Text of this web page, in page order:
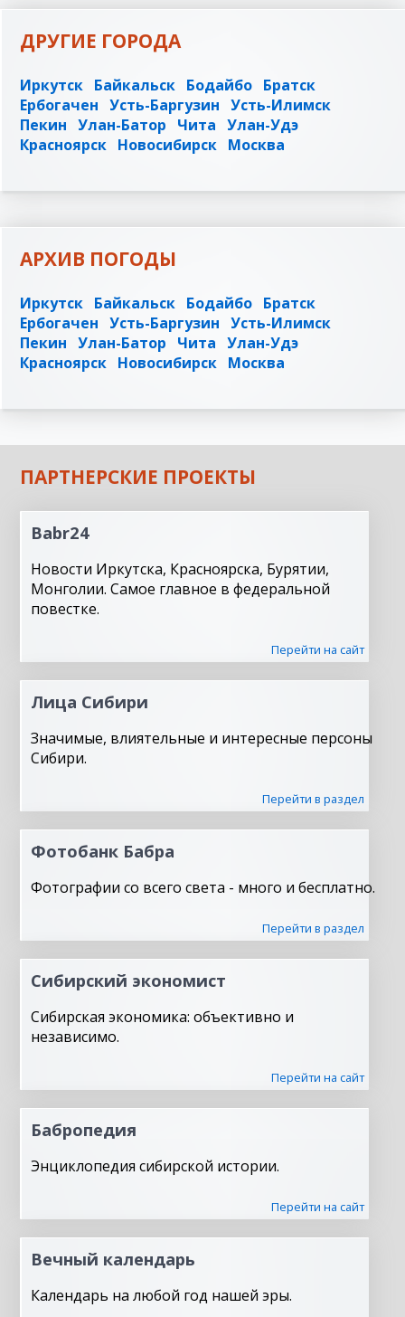
ДРУГИЕ ГОРОДА
Иркутск Байкальск Бодайбо Братск
Ербогачен Усть-Баргузин Усть-Илимск
Пекин Улан-Батор Чита Улан-Удэ
Красноярск Новосибирск Москва
АРХИВ ПОГОДЫ
Иркутск Байкальск Бодайбо Братск
Ербогачен Усть-Баргузин Усть-Илимск
Пекин Улан-Батор Чита Улан-Удэ
Красноярск Новосибирск Москва
ПАРТНЕРСКИЕ ПРОЕКТЫ
Babr24
Новости Иркутска, Красноярска, Бурятии,
Монголии. Самое главное в федеральной
повестке.
Перейти на сайт
Лица Сибири
Значимые, влиятельные и интересные персоны
Сибири.
Перейти в раздел
Фотобанк Бабра
Фотографии со всего света - много и бесплатно.
Перейти в раздел
Сибирский экономист
Сибирская экономика: объективно и
независимо.
Перейти на сайт
Бабропедия
Энциклопедия сибирской истории.
Перейти на сайт
Вечный календарь
Календарь на любой год нашей эры.